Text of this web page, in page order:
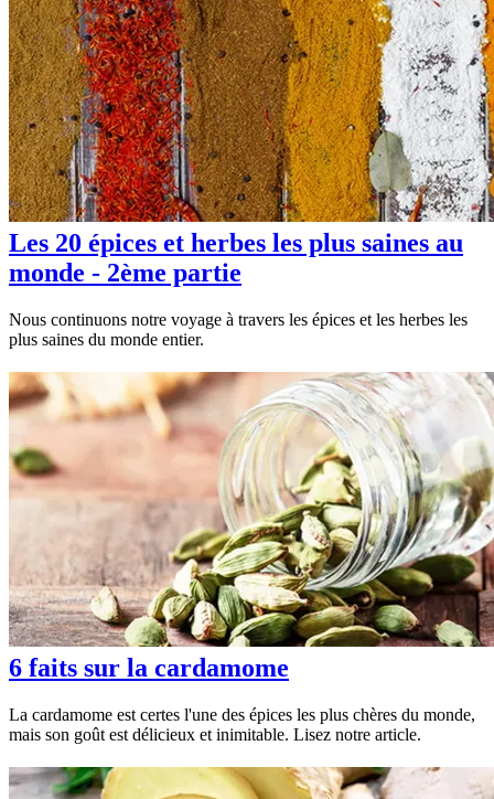
Les 20 épices et herbes les plus saines au
monde - 2ème partie
Nous continuons notre voyage à travers les épices et les herbes les
plus saines du monde entier.
6 faits sur la cardamome
La cardamome est certes l'une des épices les plus chères du monde,
mais son goût est délicieux et inimitable. Lisez notre article.